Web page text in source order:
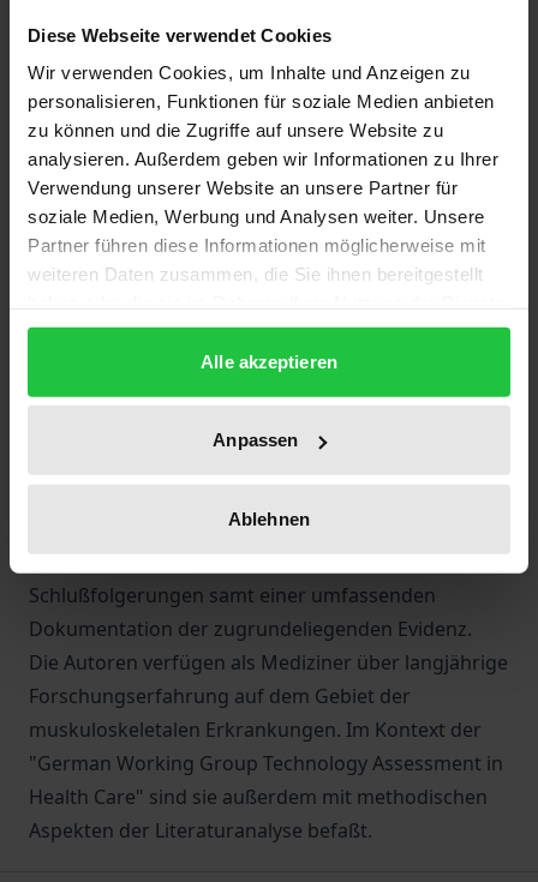
Diese Webseite verwendet Cookies
Wir verwenden Cookies, um Inhalte und Anzeigen zu
personalisieren, Funktionen für soziale Medien anbieten
zu können und die Zugriffe auf unsere Website zu
analysieren. Außerdem geben wir Informationen zu Ihrer
Verwendung unserer Website an unsere Partner für
soziale Medien, Werbung und Analysen weiter. Unsere
Partner führen diese Informationen möglicherweise mit
weiteren Daten zusammen, die Sie ihnen bereitgestellt
gesammelt haben.
Alle akzeptieren
Anpassen
Ablehnen
von medizinischen Verfahren als
einen hohen Stellenwert. Dies gilt insbesondere für
Verfahren mit erkennbarem Optimierungspotential
und hoher sozioökomischer Relevanz.
Der Band identifiziert aus der Literatur Faktoren, die
das Ergebnis nach endoprothetischem
Hüftgelenkersatz beeinflussen und umreißt
Verfahrens im Kontext der in Deutschland gängigen
Die systematische Informationszusammenstellung
richtet sich in erster Linie an Entscheidungsträger
Versorgung von Patienten mit Hüftgelenkarthrose
umfaßt. Der Bericht bietet konkrete
Schlußfolgerungen samt einer umfassenden
Dokumentation der zugrundeliegenden Evidenz.
Die Autoren verfügen als Mediziner über langjährige
Forschungserfahrung auf dem Gebiet der
muskuloskeletalen Erkrankungen. Im Kontext der
"German Working Group Technology Assessment in
Health Care" sind sie außerdem mit methodischen
Aspekten der Literaturanalyse befaßt.